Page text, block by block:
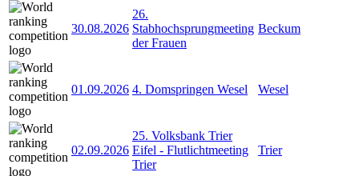
30.08.2026
26.
Stabhochsprungmeeting
der Frauen
Beckum
01.09.2026 4. Domspringen Wesel Wesel
02.09.2026
25. Volksbank Trier
Eifel - Flutlichtmeeting
Trier
Trier